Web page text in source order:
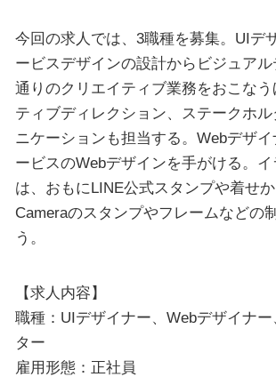
今回の求人では、3職種を募集。UIデ
ービスデザインの設計からビジュア
通りのクリエイティブ業務をおこなう
ティブディレクション、ステークホ
ニケーションも担当する。Webデザ
ービスのWebデザインを手がける。
は、おもにLINE公式スタンプや着せ
Cameraのスタンプやフレームなどの
う。
【求人内容】
職種：UIデザイナー、Webデザイナ
ター
雇用形態：正社員